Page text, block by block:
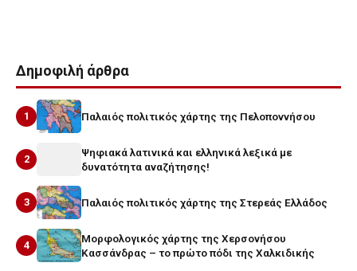
Δημοφιλή άρθρα
1 Παλαιός πολιτικός χάρτης της Πελοποννήσου
2
Ψηφιακά λατινικά και ελληνικά λεξικά με
δυνατότητα αναζήτησης!
3 Παλαιός πολιτικός χάρτης της Στερεάς Ελλάδος
4
Μορφολογικός χάρτης της Χερσονήσου
Κασσάνδρας – το πρώτο πόδι της Χαλκιδικής